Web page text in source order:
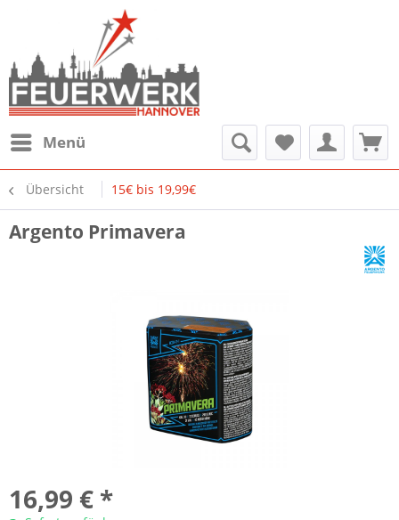
Menü
Übersicht 15€ bis 19,99€
Argento Primavera
16,99 € *